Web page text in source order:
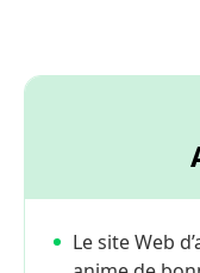
Le site Web